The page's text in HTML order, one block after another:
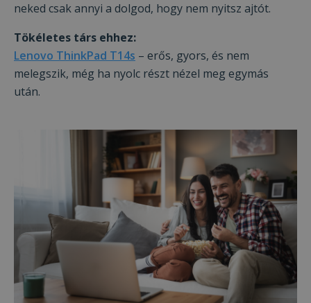
neked csak annyi a dolgod, hogy nem nyitsz ajtót.
Tökéletes társ ehhez:
Lenovo ThinkPad T14s – erős, gyors, és nem
melegszik, még ha nyolc részt nézel meg egymás
után.